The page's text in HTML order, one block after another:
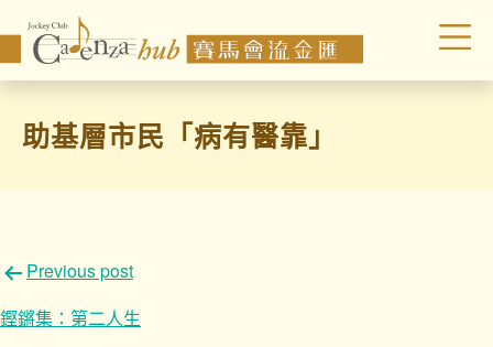
助基層市民「病有醫靠」
文
章
導
Previous post
鏗鏘集：第二人生